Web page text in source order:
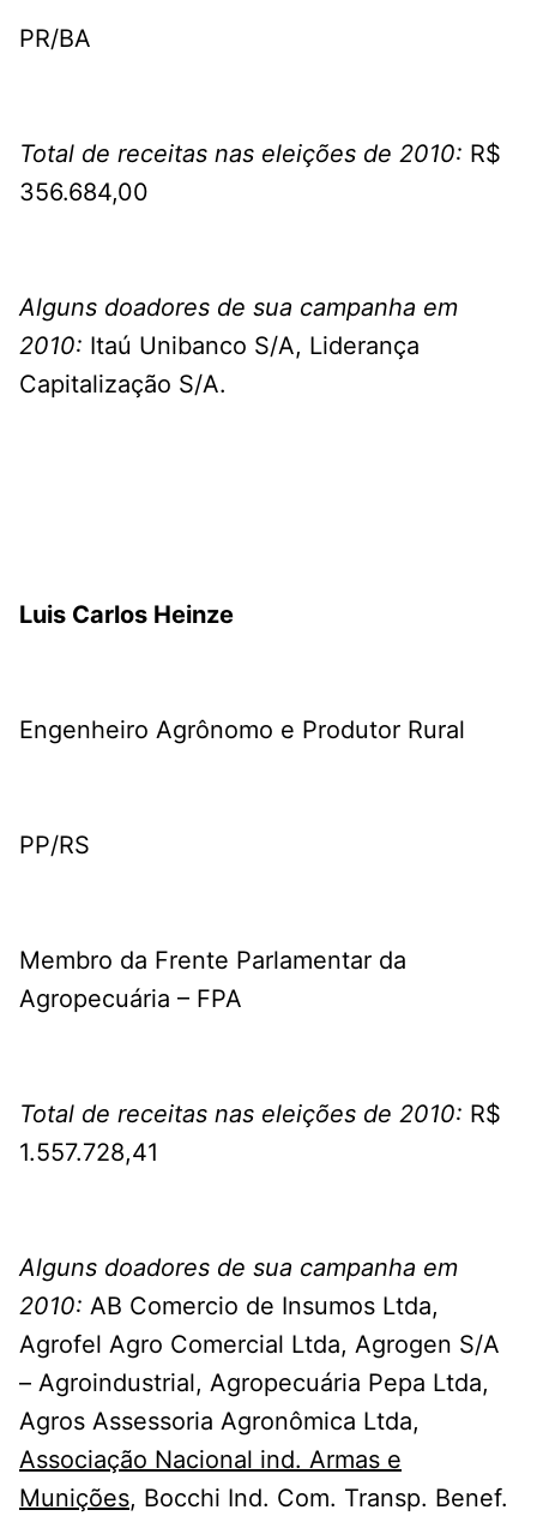
PR/BA
Total de receitas nas eleições de 2010: R$
356.684,00
Alguns doadores de sua campanha em
2010: Itaú Unibanco S/A, Liderança
Capitalização S/A.
Luis Carlos Heinze
Engenheiro Agrônomo e Produtor Rural
PP/RS
Membro da Frente Parlamentar da
Agropecuária – FPA
Total de receitas nas eleições de 2010: R$
1.557.728,41
Alguns doadores de sua campanha em
2010: AB Comercio de Insumos Ltda,
Agrofel Agro Comercial Ltda, Agrogen S/A
– Agroindustrial, Agropecuária Pepa Ltda,
Agros Assessoria Agronômica Ltda,
Associação Nacional ind. Armas e
Munições, Bocchi Ind. Com. Transp. Benef.